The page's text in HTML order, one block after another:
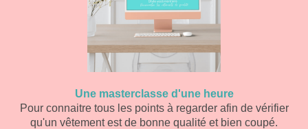
Une masterclasse d'une heure
Pour connaitre tous les points à regarder afin de vérifier
qu'un vêtement est de bonne qualité et bien coupé.